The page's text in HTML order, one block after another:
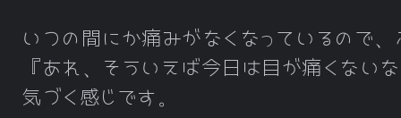
いつの間にか痛みがなくなっているので、
『あれ、そういえば今日は目が痛くない
気づく感じです。